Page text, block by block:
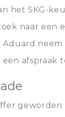
het SKG-
naar een
afspraak
geworden